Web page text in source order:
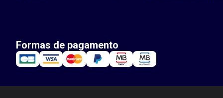
Formas de pagamento